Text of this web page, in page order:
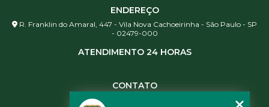
ENDEREÇO
R. Franklin do Amaral, 447 - Vila Nova Cachoeirinha - São Paulo - SP
- 02479-000
ATENDIMENTO 24 HORAS
CONTATO